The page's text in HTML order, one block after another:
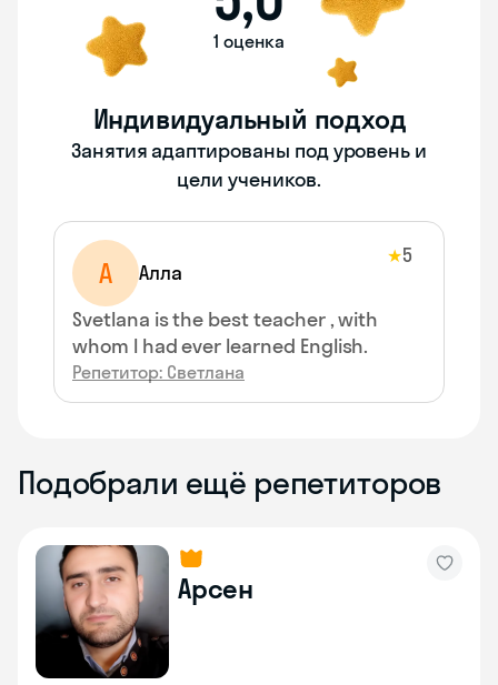
1 оценка
Индивидуальный подход
Занятия адаптированы под уровень и
цели учеников.
А Алла
★5
Svetlana is the best teacher , with
whom I had ever learned English.
Репетитор: Светлана
Подобрали ещё репетиторов
Арсен